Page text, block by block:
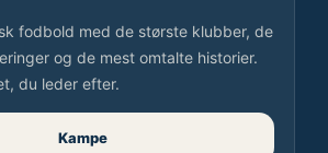
fodbold med de største klubber, de
og de mest omtalte historier.
du leder efter.
Kampe